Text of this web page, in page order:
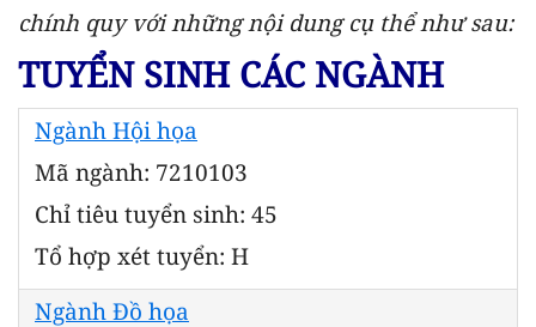
chính quy với những nội dung cụ thể như sau:
TUYỂN SINH CÁC NGÀNH
Ngành Hội họa
Mã ngành: 7210103
Chỉ tiêu tuyển sinh: 45
Tổ hợp xét tuyển: H
Ngành Đồ họa